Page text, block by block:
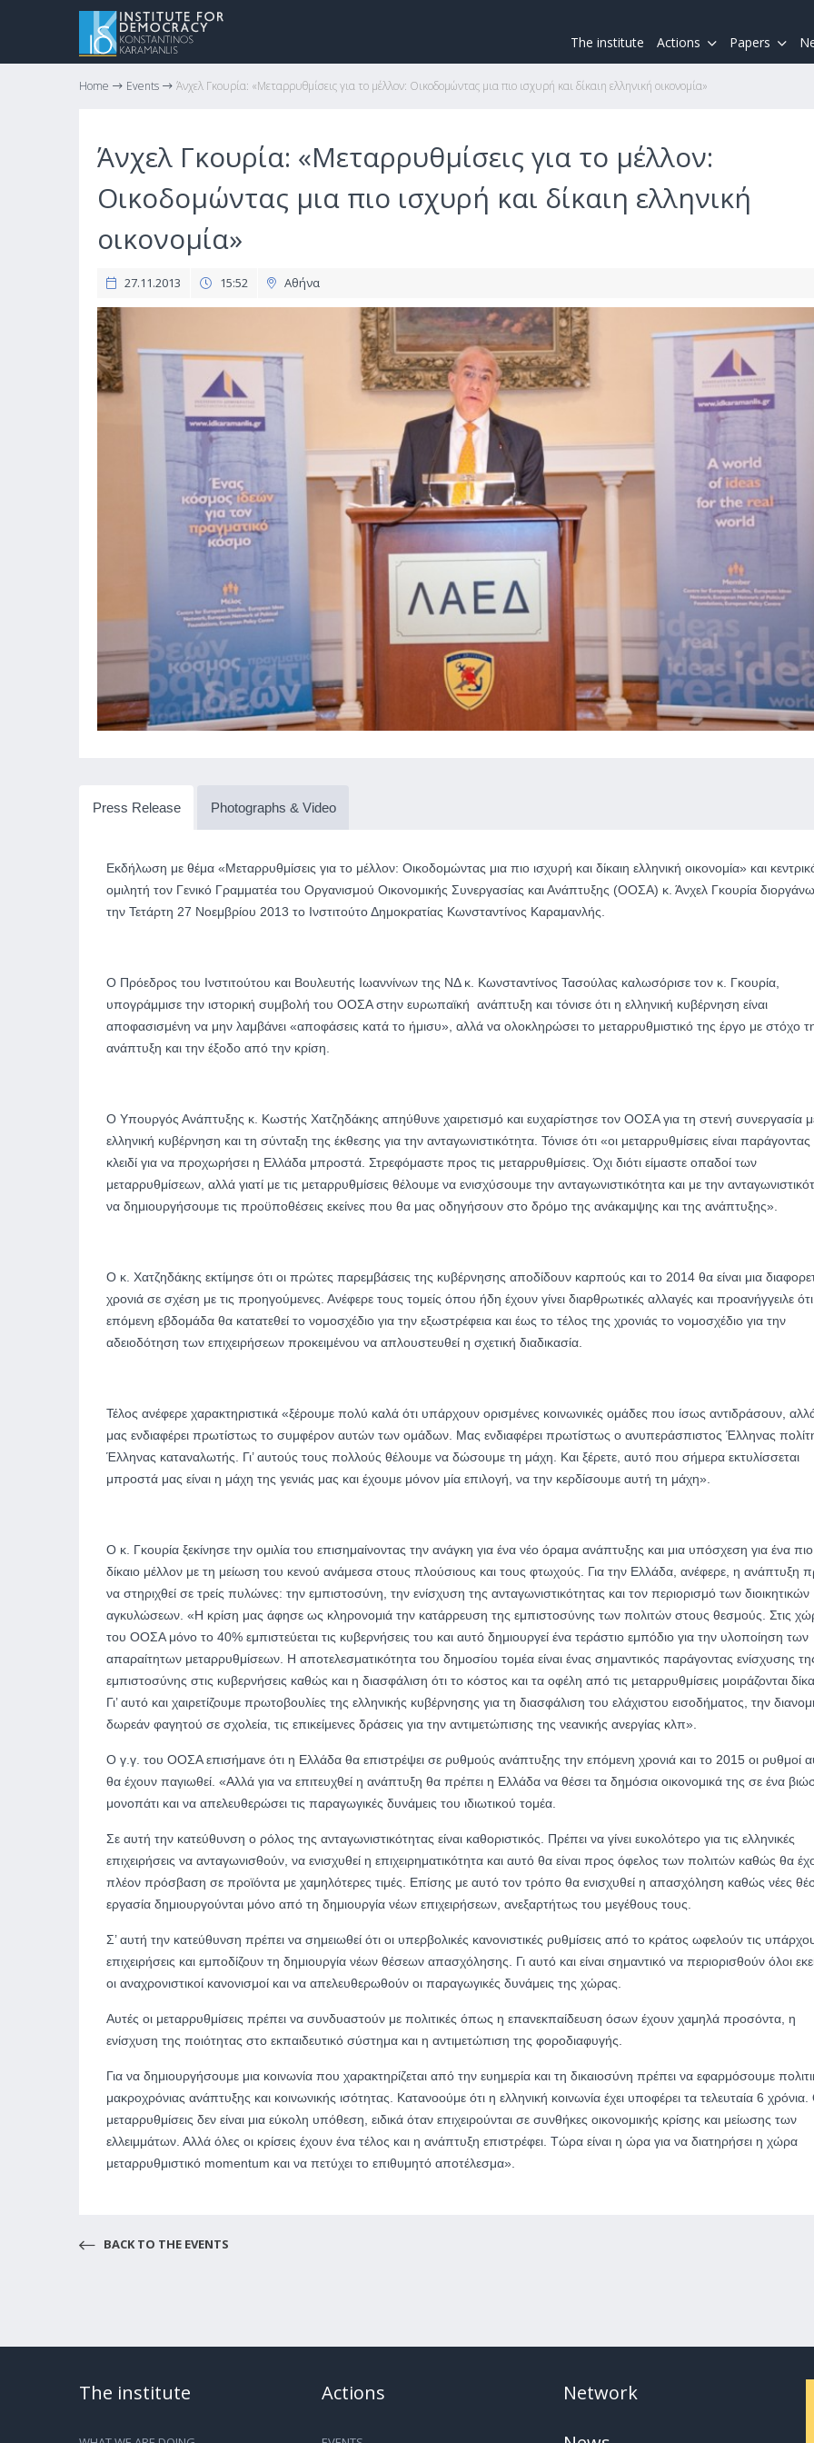
The institute Actions Papers
Home Events Άνχελ Γκουρία: «Μεταρρυθμίσεις για το μέλλον: Οικοδομώντας μια πιο ισχυρή και δίκαιη ελληνική οικονομία»
Άνχελ Γκουρία: «Μεταρρυθμίσεις για το μέλλον:
Οικοδομώντας μια πιο ισχυρή και δίκαιη ελληνική
οικονομία»
27.11.2013 15:52 Αθήνα
Press Release Photographs & Video
Εκδήλωση με θέμα «Μεταρρυθμίσεις για το μέλλον: Οικοδομώντας μια πιο ισχυρή και δίκαιη ελληνική οικονομία» και
ομιλητή τον Γενικό Γραμματέα του Οργανισμού Οικονομικής Συνεργασίας και Ανάπτυξης (ΟΟΣΑ) κ. Άνχελ Γκουρία
την Τετάρτη 27 Νοεμβρίου 2013 το Ινστιτούτο Δημοκρατίας Κωνσταντίνος Καραμανλής.
Ο Πρόεδρος του Ινστιτούτου και Βουλευτής Ιωαννίνων της ΝΔ κ. Κωνσταντίνος Τασούλας καλωσόρισε τον κ. Γκουρία,
υπογράμμισε την ιστορική συμβολή του ΟΟΣΑ στην ευρωπαϊκή ανάπτυξη και τόνισε ότι η ελληνική κυβέρνηση είναι
αποφασισμένη να μην λαμβάνει «αποφάσεις κατά το ήμισυ», αλλά να ολοκληρώσει το μεταρρυθμιστικό της έργο με στόχο
ανάπτυξη και την έξοδο από την κρίση.
Ο Υπουργός Ανάπτυξης κ. Κωστής Χατζηδάκης απηύθυνε χαιρετισμό και ευχαρίστησε τον ΟΟΣΑ για τη στενή συνεργασία
ελληνική κυβέρνηση και τη σύνταξη της έκθεσης για την ανταγωνιστικότητα. Τόνισε ότι «οι μεταρρυθμίσεις είναι παράγοντας
κλειδί για να προχωρήσει η Ελλάδα μπροστά. Στρεφόμαστε προς τις μεταρρυθμίσεις. Όχι διότι είμαστε οπαδοί των
μεταρρυθμίσεων, αλλά γιατί με τις μεταρρυθμίσεις θέλουμε να ενισχύσουμε την ανταγωνιστικότητα και με την
να δημιουργήσουμε τις προϋποθέσεις εκείνες που θα μας οδηγήσουν στο δρόμο της ανάκαμψης και της ανάπτυξης».
Ο κ. Χατζηδάκης εκτίμησε ότι οι πρώτες παρεμβάσεις της κυβέρνησης αποδίδουν καρπούς και το 2014 θα είναι μια
χρονιά σε σχέση με τις προηγούμενες. Ανέφερε τους τομείς όπου ήδη έχουν γίνει διαρθρωτικές αλλαγές και προανήγγειλε
επόμενη εβδομάδα θα κατατεθεί το νομοσχέδιο για την εξωστρέφεια και έως το τέλος της χρονιάς το νομοσχέδιο για την
αδειοδότηση των επιχειρήσεων προκειμένου να απλουστευθεί η σχετική διαδικασία.
Τέλος ανέφερε χαρακτηριστικά «ξέρουμε πολύ καλά ότι υπάρχουν ορισμένες κοινωνικές ομάδες που ίσως αντιδράσουν,
μας ενδιαφέρει πρωτίστως το συμφέρον αυτών των ομάδων. Μας ενδιαφέρει πρωτίστως ο ανυπεράσπιστος Έλληνας
Έλληνας καταναλωτής. Γι’ αυτούς τους πολλούς θέλουμε να δώσουμε τη μάχη. Και ξέρετε, αυτό που σήμερα εκτυλίσσεται
μπροστά μας είναι η μάχη της γενιάς μας και έχουμε μόνον μία επιλογή, να την κερδίσουμε αυτή τη μάχη».
Ο κ. Γκουρία ξεκίνησε την ομιλία του επισημαίνοντας την ανάγκη για ένα νέο όραμα ανάπτυξης και μια υπόσχεση για ένα πιο
δίκαιο μέλλον με τη μείωση του κενού ανάμεσα στους πλούσιους και τους φτωχούς. Για την Ελλάδα, ανέφερε, η ανάπτυξη
να στηριχθεί σε τρείς πυλώνες: την εμπιστοσύνη, την ενίσχυση της ανταγωνιστικότητας και τον περιορισμό των διοικητικών
αγκυλώσεων. «Η κρίση μας άφησε ως κληρονομιά την κατάρρευση της εμπιστοσύνης των πολιτών στους θεσμούς. Στις
του ΟΟΣΑ μόνο το 40% εμπιστεύεται τις κυβερνήσεις του και αυτό δημιουργεί ένα τεράστιο εμπόδιο για την υλοποίηση των
απαραίτητων μεταρρυθμίσεων. Η αποτελεσματικότητα του δημοσίου τομέα είναι ένας σημαντικός παράγοντας ενίσχυσης
εμπιστοσύνης στις κυβερνήσεις καθώς και η διασφάλιση ότι το κόστος και τα οφέλη από τις μεταρρυθμίσεις μοιράζονται
Γι’ αυτό και χαιρετίζουμε πρωτοβουλίες της ελληνικής κυβέρνησης για τη διασφάλιση του ελάχιστου εισοδήματος, την
δωρεάν φαγητού σε σχολεία, τις επικείμενες δράσεις για την αντιμετώπισης της νεανικής ανεργίας κλπ».
Ο γ.γ. του ΟΟΣΑ επισήμανε ότι η Ελλάδα θα επιστρέψει σε ρυθμούς ανάπτυξης την επόμενη χρονιά και το 2015 οι ρυθμοί
θα έχουν παγιωθεί. «Αλλά για να επιτευχθεί η ανάπτυξη θα πρέπει η Ελλάδα να θέσει τα δημόσια οικονομικά της σε ένα
μονοπάτι και να απελευθερώσει τις παραγωγικές δυνάμεις του ιδιωτικού τομέα.
Σε αυτή την κατεύθυνση ο ρόλος της ανταγωνιστικότητας είναι καθοριστικός. Πρέπει να γίνει ευκολότερο για τις ελληνικές
επιχειρήσεις να ανταγωνισθούν, να ενισχυθεί η επιχειρηματικότητα και αυτό θα είναι προς όφελος των πολιτών καθώς θα
πλέον πρόσβαση σε προϊόντα με χαμηλότερες τιμές. Επίσης με αυτό τον τρόπο θα ενισχυθεί η απασχόληση καθώς νέες
εργασία δημιουργούνται μόνο από τη δημιουργία νέων επιχειρήσεων, ανεξαρτήτως του μεγέθους τους.
Σ’ αυτή την κατεύθυνση πρέπει να σημειωθεί ότι οι υπερβολικές κανονιστικές ρυθμίσεις από το κράτος ωφελούν τις
επιχειρήσεις και εμποδίζουν τη δημιουργία νέων θέσεων απασχόλησης. Γι αυτό και είναι σημαντικό να περιορισθούν όλοι
οι αναχρονιστικοί κανονισμοί και να απελευθερωθούν οι παραγωγικές δυνάμεις της χώρας.
Αυτές οι μεταρρυθμίσεις πρέπει να συνδυαστούν με πολιτικές όπως η επανεκπαίδευση όσων έχουν χαμηλά προσόντα, η
ενίσχυση της ποιότητας στο εκπαιδευτικό σύστημα και η αντιμετώπιση της φοροδιαφυγής.
Για να δημιουργήσουμε μια κοινωνία που χαρακτηρίζεται από την ευημερία και τη δικαιοσύνη πρέπει να εφαρμόσουμε
μακροχρόνιας ανάπτυξης και κοινωνικής ισότητας. Κατανοούμε ότι η ελληνική κοινωνία έχει υποφέρει τα τελευταία 6 χρόνια.
μεταρρυθμίσεις δεν είναι μια εύκολη υπόθεση, ειδικά όταν επιχειρούνται σε συνθήκες οικονομικής κρίσης και μείωσης των
ελλειμμάτων. Αλλά όλες οι κρίσεις έχουν ένα τέλος και η ανάπτυξη επιστρέφει. Τώρα είναι η ώρα για να διατηρήσει η χώρα
μεταρρυθμιστικό momentum και να πετύχει το επιθυμητό αποτέλεσμα».
BACK TO THE EVENTS
The institute Actions Network